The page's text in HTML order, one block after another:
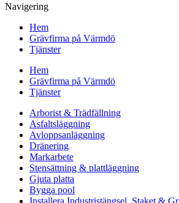
Navigering
Hem
Grävfirma på Värmdö
Tjänster
Hem
Grävfirma på Värmdö
Tjänster
Arborist & Trädfällning
Asfaltsläggning
Avloppsanläggning
Dränering
Markarbete
Stensättning & plattläggning
Gjuta platta
Bygga pool
Installera Industristängsel, Staket &